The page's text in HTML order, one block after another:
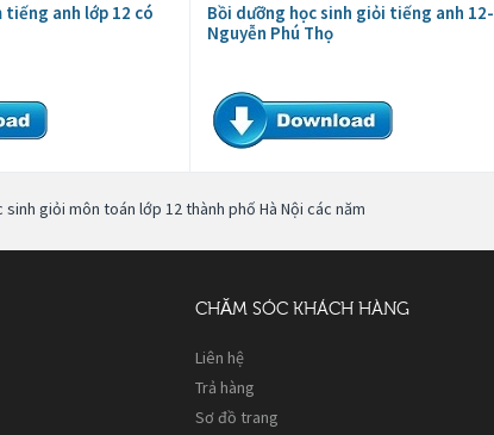
anh lớp 12 có
Bồi dưỡng học sinh giỏi tiếng anh 12-
Nguyễn Phú Thọ
giỏi môn toán lớp 12 thành phố Hà Nội các năm
CHĂM SÓC KHÁCH HÀNG
Liên hệ
Trả hàng
Sơ đồ trang